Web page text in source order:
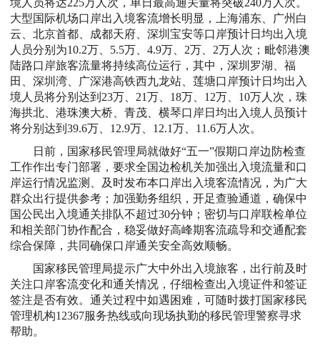
大型国际机场口岸出入境客流增长明显，上海浦东、广州白
云、北京首都、成都天府、深圳宝安等口岸预计日均出入境
人员分别为10.2万、5.5万、4.9万、2万、2万人次；毗邻港澳
陆路口岸旅客流量将持续高位运行，其中，深圳罗湖、福
田、深圳湾、广深港高铁西九龙站、莲塘口岸预计日均出入
境人员将分别达到23万、21万、18万、12万、10万人次，珠
海拱北、港珠澳大桥、青茂、横琴口岸日均出入境人员预计
将分别达到39.6万、12.9万、12.1万、11.6万人次。
日前，国家移民管理局就做好“五一”假期口岸边防检查
工作作出专门部署，要求全国边检机关加强出入境流量和口
岸运行情况监测、及时发布本口岸出入境客流情况，为广大
群众出行提供参考；加强勤务组织，开足查验通道，确保中
国公民出入境通关排队不超过30分钟；密切与口岸联检单位
和相关部门协作配合，稳妥做好高峰期客流疏导和交通配套
综合保障，共同确保口岸通关安全高效顺畅。
国家移民管理局提示广大中外出入境旅客，出行前及时
关注口岸客流变化和通关情况，仔细检查出入境证件和签证
签注是否有效。通关过程中如遇困难，可随时拨打国家移民
管理机构12367服务热线或向现场执勤的移民管理警察寻求
帮助。